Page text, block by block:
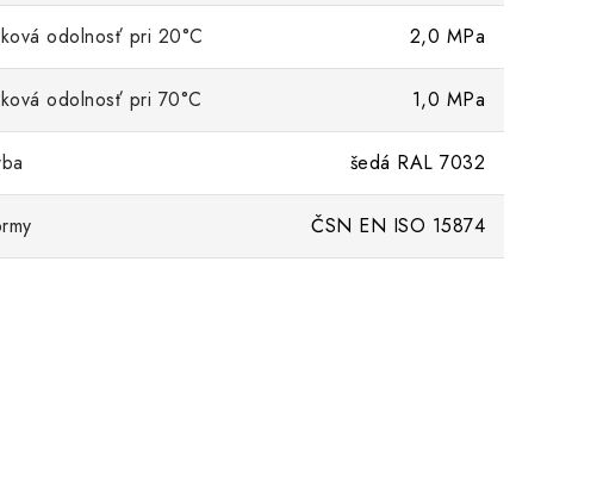
odolnosť pri 20°C 2,0 MPa
odolnosť pri 70°C 1,0 MPa
šedá RAL 7032
ČSN EN ISO 15874